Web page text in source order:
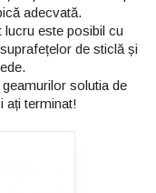
adecvată.
este posibil cu
de sticlă și
solutia de
ați terminat!